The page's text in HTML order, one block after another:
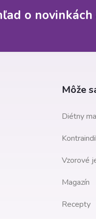
o novinkách
Môže
Diétny
Vzorové
Magazín
Recepty